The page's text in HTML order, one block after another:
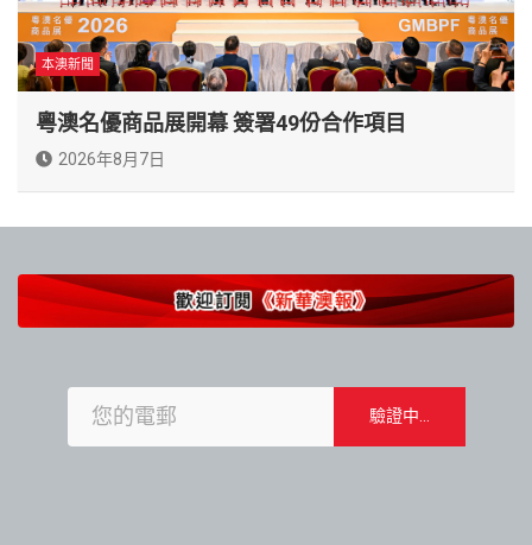
本澳新聞
粵澳名優商品展開幕 簽署49份合作項目
2026年8月7日